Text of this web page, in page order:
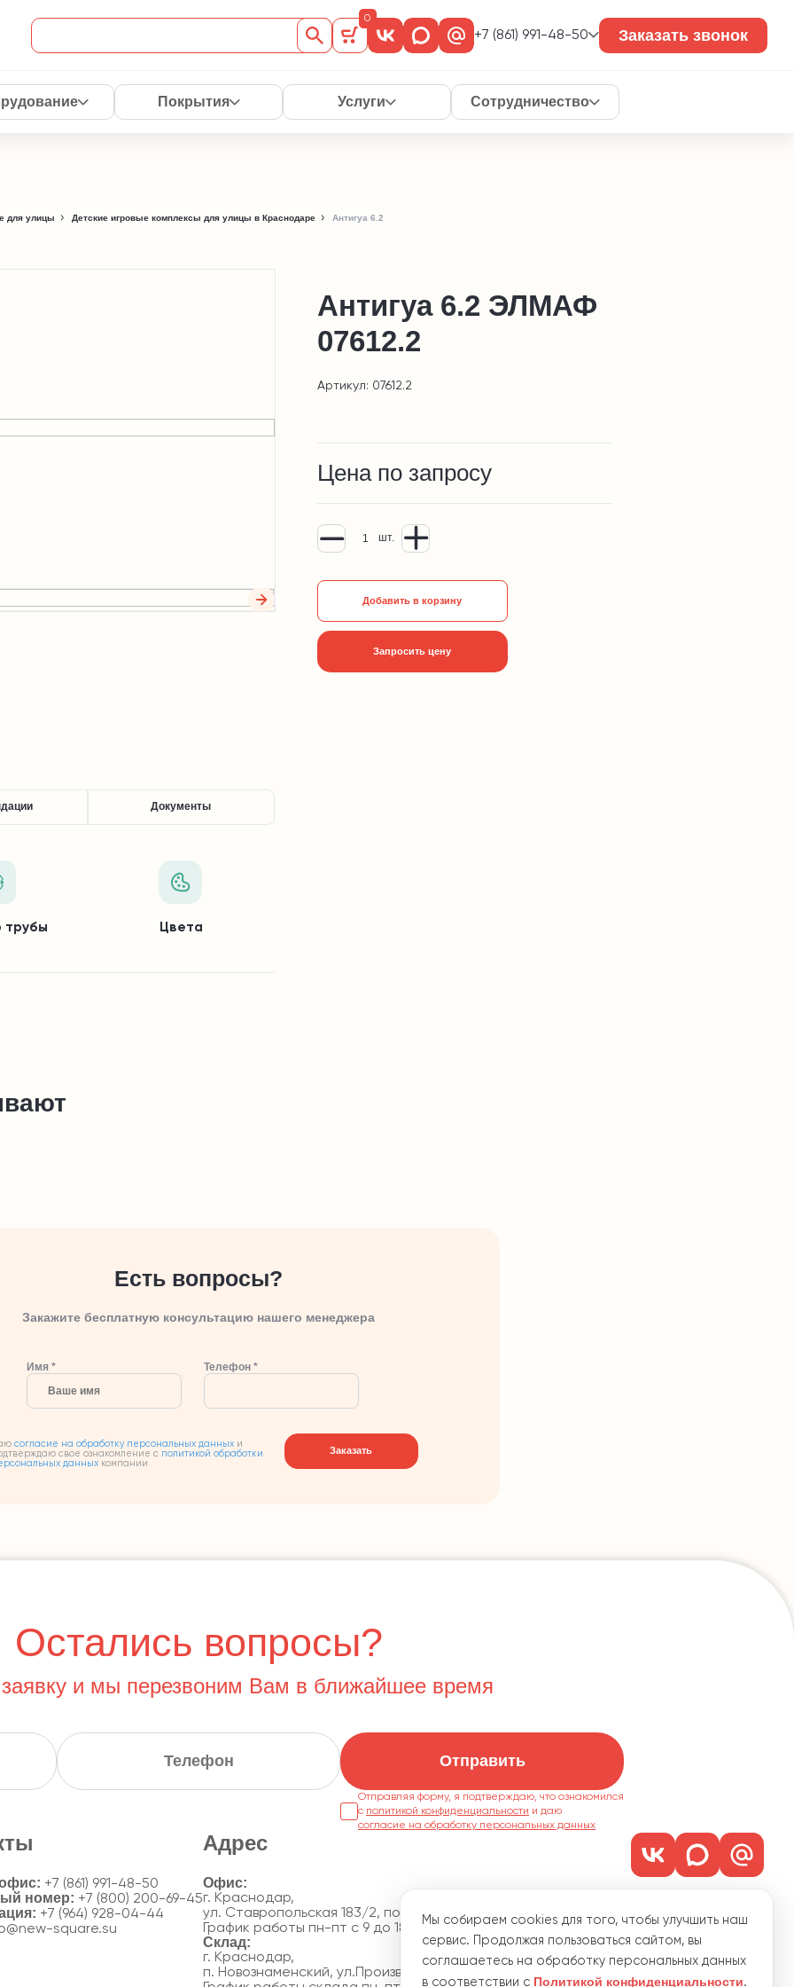
0
+7 (861) 991-48-50 Заказать звонок
Покрытия Услуги Сотрудничество
для улицы Детские игровые комплексы для улицы в Краснодаре Антигуа 6.2
Антигуа 6.2 ЭЛМАФ
07612.2
Артикул: 07612.2
Цена по запросу
шт.
Добавить в корзину
Запросить цену
Документы
трубы Цвета
Есть вопросы?
Закажите бесплатную консультацию нашего менеджера
Имя * Телефон *
согласие на обработку персональных данных и
свое ознакомление с политикой обработки
данных компании
Заказать
Остались вопросы?
заявку и мы перезвоним Вам в ближайшее время
Отправить
Отправляя форму, я подтверждаю, что ознакомился
с политикой конфиденциальности
согласие на обработку персональных данных
+7 (861) 991-48-50
номер: +7 (800) 200-69-45
+7 (964) 928-04-44
square.su
Адрес
г. Краснодар,
ул. Ставропольская 183/2, пом. 1101
График работы пн-пт с 9 до 18
г. Краснодар,
п. Новознаменский, ул.Производственная, 15
Мы собираем cookies для того, чтобы улучшить наш
сервис. Продолжая пользоваться сайтом, вы
соглашаетесь на обработку персональных данных
в соответствии с Политикой конфиденциальности.